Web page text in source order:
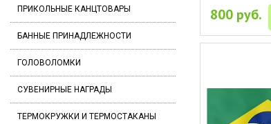
ПРИКОЛЬНЫЕ КАНЦТОВАРЫ
БАННЫЕ ПРИНАДЛЕЖНОСТИ
ГОЛОВОЛОМКИ
СУВЕНИРНЫЕ НАГРАДЫ
ТЕРМОКРУЖКИ И ТЕРМОСТАКАНЫ
800 руб.